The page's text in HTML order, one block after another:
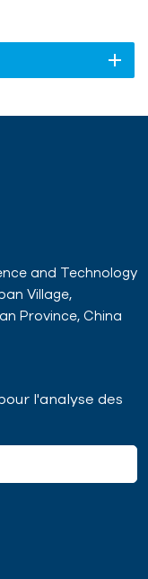
and Technology
Village,
Province, China
l'analyse des